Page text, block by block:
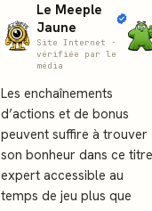
Le Meeple
Jaune
Site Internet ·
vérifiée par le
média
Les enchaînements
d’actions et de bonus
peuvent suffire à trouver
son bonheur dans ce titre
expert accessible au
temps de jeu plus que